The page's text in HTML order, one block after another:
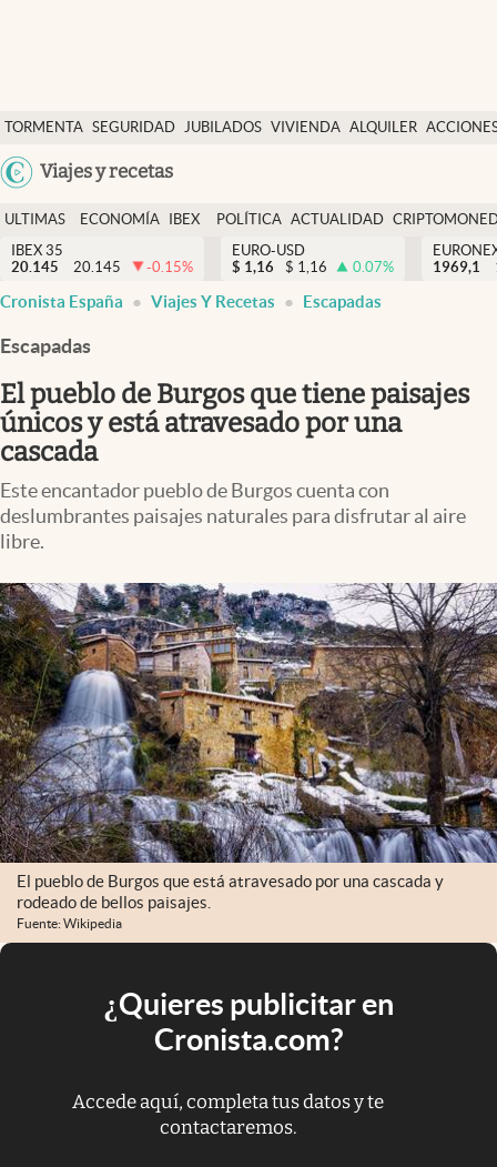
TORMENTA SEGURIDAD JUBILADOS VIVIENDA ALQUILER
USA
Viajes y recetas
Economía y finanzas
Política
Actualidad
Criptomonedas
España
ULTIMAS
NOTICIAS
ECONOMÍA
FINANZAS
IBEX
EURO
POLÍTICA ACTUALIDAD
IBEX 35
20.145
20.145 -0.15%
EURO-USD
$ 1,16 $ 1,16 0.07%
1969,1
Cronista España Viajes Y Recetas Escapadas
Escapadas
El pueblo de Burgos que tiene paisajes
únicos y está atravesado por una
cascada
Este encantador pueblo de Burgos cuenta con
deslumbrantes paisajes naturales para disfrutar al aire
libre.
El pueblo de Burgos que está atravesado por una cascada y
rodeado de bellos paisajes.
Fuente: Wikipedia
¿Quieres publicitar en
Cronista.com?
Accede aquí, completa tus datos y te
contactaremos.